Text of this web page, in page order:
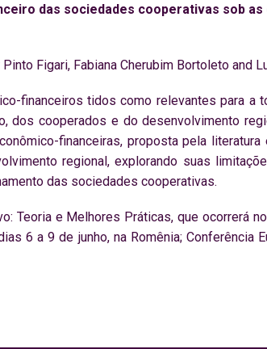
das sociedades cooperativas sob
Figari, Fabiana Cherubim Bortoleto and
financeiros tidos como relevantes para
dos cooperados e do desenvolvimento
financeiras, proposta pela
regional, explorando suas
das sociedades cooperativas.
Teoria e Melhores Práticas, que ocorrerá
6 a 9 de junho, na Romênia;